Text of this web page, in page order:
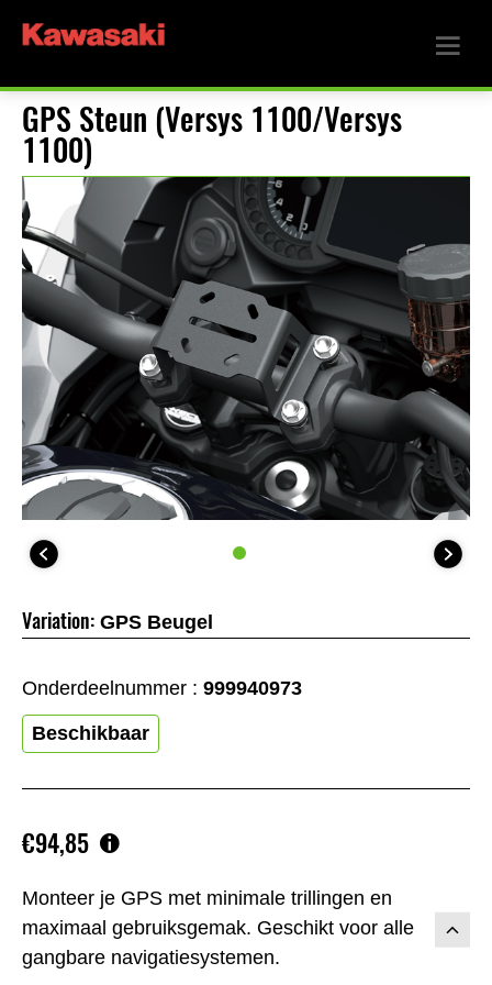
GPS Steun (Versys 1100/Versys
1100)
Monteer je GPS met minimale trillingen en
maximaal gebruiksgemak. Geschikt voor alle
gangbare navigatiesystemen.
€94,85
Variation: GPS Beugel
Onderdeelnummer : 999940973
Beschikbaar